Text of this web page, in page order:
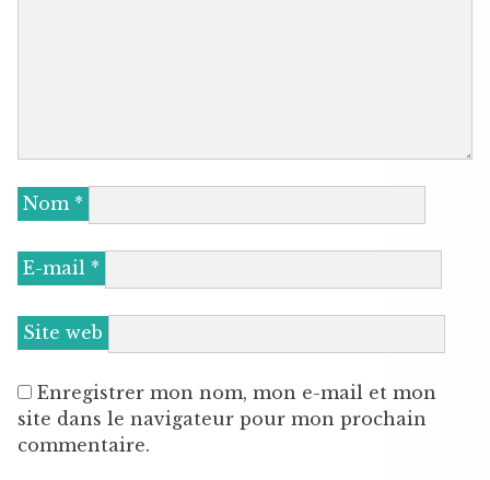
Nom *
E-mail *
Site web
Enregistrer mon nom, mon e-mail et mon
site dans le navigateur pour mon prochain
commentaire.